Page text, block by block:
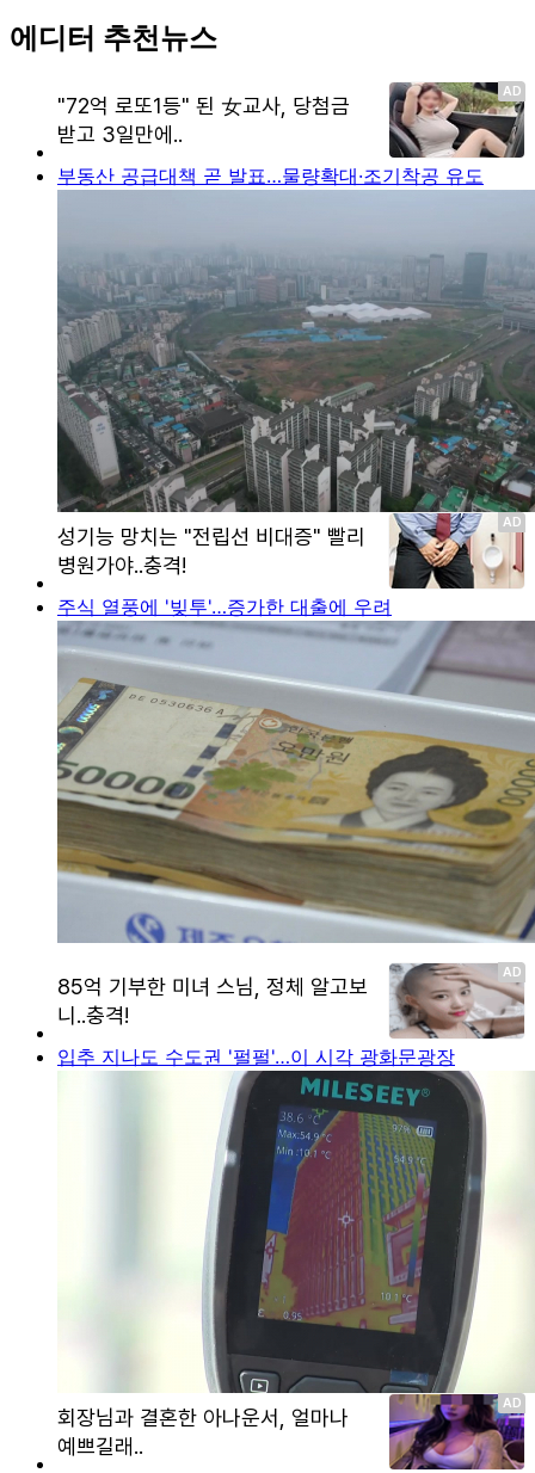
에디터 추천뉴스
부동산 공급대책 곧 발표…물량확대·조기착공 유도
주식 열풍에 '빚투'…증가한 대출에 우려
입추 지나도 수도권 '펄펄'…이 시각 광화문광장